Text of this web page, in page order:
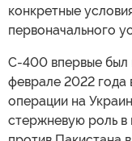
конкретные
первоначального
С-400 впервые был
феврале 2022 года
операции на
стержневую роль в